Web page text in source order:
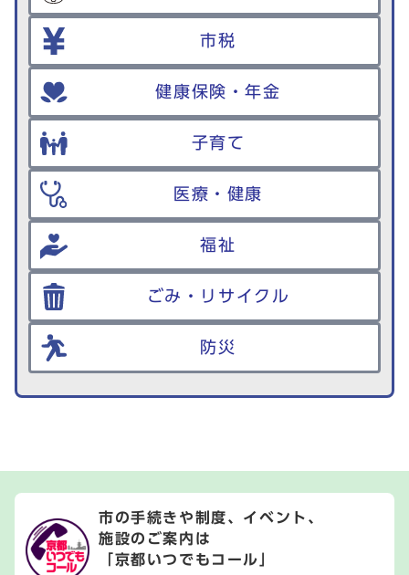
市税
健康保険・年金
子育て
医療・健康
福祉
ごみ・リサイクル
防災
市の手続きや制度、イベント、
施設のご案内は
「京都いつでもコール」